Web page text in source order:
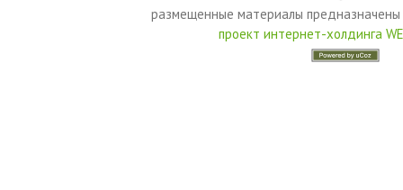
размещенные материалы
проект интернет-холдинга